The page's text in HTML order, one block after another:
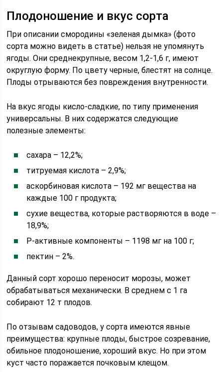
Плодоношение и вкус сорта
При описании смородины «зеленая дымка» (фото
сорта можно видеть в статье) нельзя не упомянуть
ягоды. Они среднекрупные, весом 1,2-1,6 г, имеют
округлую форму. По цвету черные, блестят на солнце.
Плоды отрываются без повреждения внутренности.
На вкус ягоды кисло-сладкие, по типу применения
универсальны. В них содержатся следующие
полезные элементы:
сахара – 12,2%;
титруемая кислота – 2,9%;
аскорбиновая кислота – 192 мг вещества на
каждые 100 г продукта;
сухие вещества, которые растворяются в воде –
18,9%;
Р-активные компоненты – 1198 мг на 100 г;
пектин – 2%.
Данный сорт хорошо переносит морозы, может
обрабатываться механически. В среднем с 1 га
собирают 12 т плодов.
По отзывам садоводов, у сорта имеются явные
преимущества: крупные плоды, быстрое созревание,
обильное плодоношение, хороший вкус. Но при этом
куст часто поражается почковым клещом.